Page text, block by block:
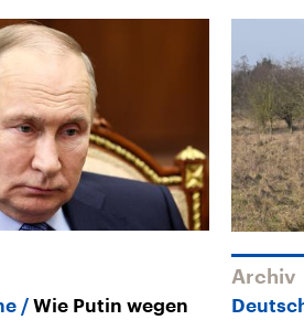
Wie Putin wegen
Archiv